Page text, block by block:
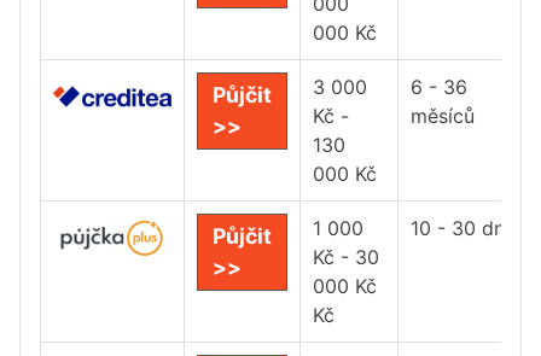
000 Kč
Půjčit
>>
3 000
Kč -
130
000 Kč
6 - 36
měsíců
Půjčit
>>
1 000
Kč - 30
000 Kč
Kč
10 - 30 dní